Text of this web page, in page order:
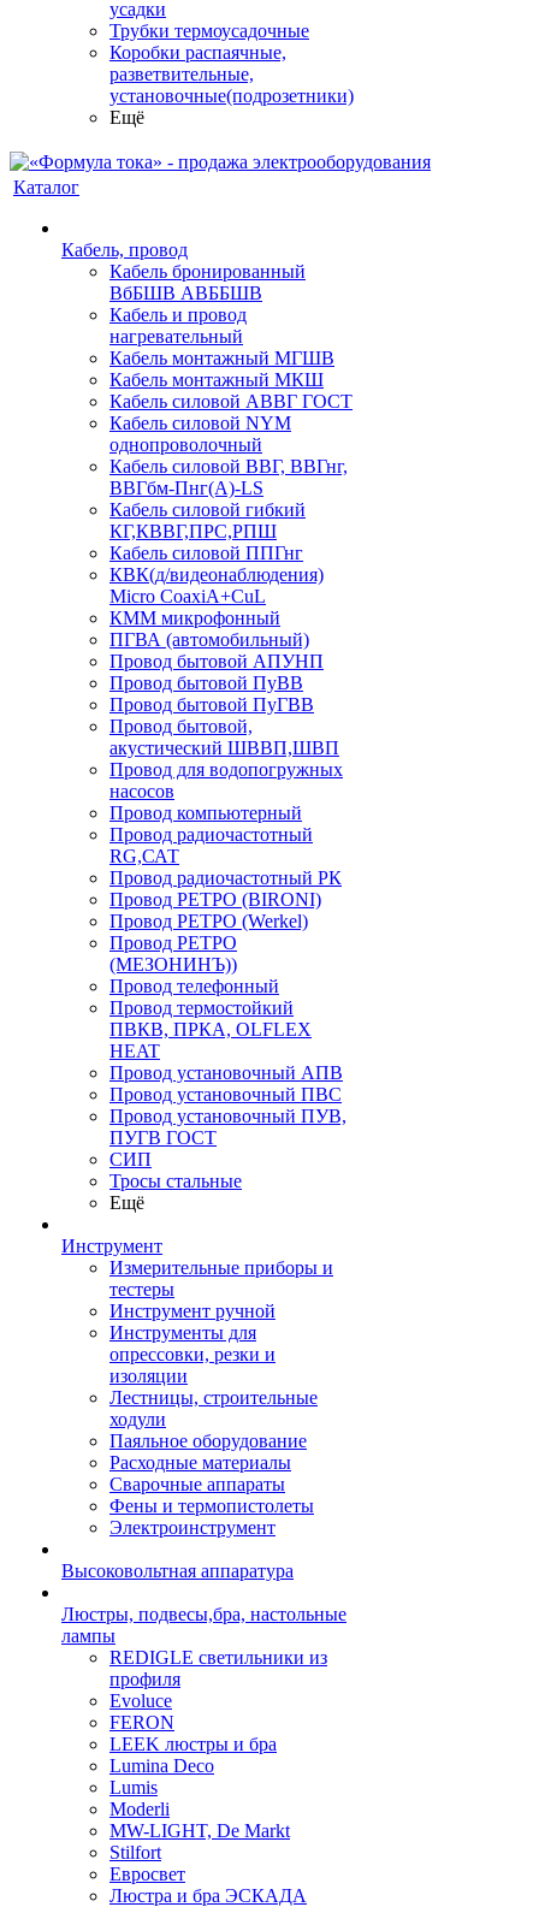
усадки
Трубки термоусадочные
Коробки распаячные,
разветвительные,
установочные(подрозетники)
Ещё
Каталог
Кабель, провод
Кабель бронированный
ВбБШВ АВББШВ
Кабель и провод
нагревательный
Кабель монтажный МГШВ
Кабель монтажный МКШ
Кабель силовой АВВГ ГОСТ
Кабель силовой NYM
однопроволочный
Кабель силовой ВВГ, ВВГнг,
ВВГбм-Пнг(А)-LS
Кабель силовой гибкий
КГ,КВВГ,ПРС,РПШ
Кабель силовой ППГнг
КВК(д/видеонаблюдения)
Micro CoaxiA+CuL
КММ микрофонный
ПГВА (автомобильный)
Провод бытовой АПУНП
Провод бытовой ПуВВ
Провод бытовой ПуГВВ
Провод бытовой,
акустический ШВВП,ШВП
Провод для водопогружных
насосов
Провод компьютерный
Провод радиочастотный
RG,САТ
Провод радиочастотный РК
Провод РЕТРО (BIRONI)
Провод РЕТРО (Werkel)
Провод РЕТРО
(МЕЗОНИНЪ))
Провод телефонный
Провод термостойкий
ПВКВ, ПРКА, OLFLEX
HEAT
Провод установочный АПВ
Провод установочный ПВС
Провод установочный ПУВ,
ПУГВ ГОСТ
СИП
Тросы стальные
Ещё
Инструмент
Измерительные приборы и
тестеры
Инструмент ручной
Инструменты для
опрессовки, резки и
изоляции
Лестницы, строительные
ходули
Паяльное оборудование
Расходные материалы
Сварочные аппараты
Фены и термопистолеты
Электроинструмент
Высоковольтная аппаратура
Люстры, подвесы,бра, настольные
лампы
REDIGLE светильники из
профиля
Evoluce
FERON
LEEK люстры и бра
Lumina Deco
Lumis
Moderli
MW-LIGHT, De Markt
Stilfort
Евросвет
Люстра и бра ЭСКАДА